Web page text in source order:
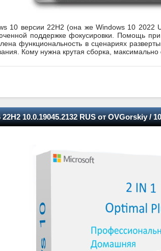
10 версии 22H2 (она же Windows 10 2022
поддержке фокусировки. Помощь
функциональность в сценариях
Кому нужна крутая сборка,
10.0.19045.2132 RUS от OVGorskiy /